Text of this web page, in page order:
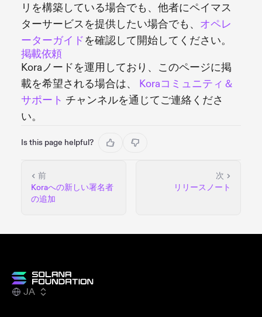
リを構築している場合でも、他者にペイマス
ターサービスを提供したい場合でも、 オペレ
ーターガイドを確認して開始してください。
掲載依頼
Koraノードを運用しており、このページに掲
載を希望される場合は、 Koraコミュニティ＆
サポート チャンネルを通じてご連絡くださ
い。
Is this page helpful?
前
Koraへの新しい署名者
の追加
次
リリースノート
JA